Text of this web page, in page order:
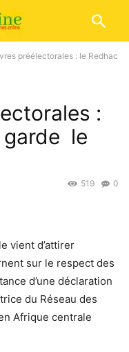
préélectorales : le Redhac
:
garde le
0
519
vient d’attirer
sur le respect des
d’une déclaration
du Réseau des
Afrique centrale